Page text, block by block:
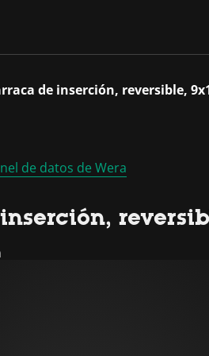
de inserción, reversible,
de datos de Wera